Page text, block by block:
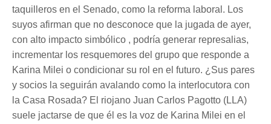
taquilleros en el Senado, como la reforma laboral. Los
suyos afirman que no desconoce que la jugada de ayer,
con alto impacto simbólico , podría generar represalias,
incrementar los resquemores del grupo que responde a
Karina Milei o condicionar su rol en el futuro. ¿Sus pares
y socios la seguirán avalando como la interlocutora con
la Casa Rosada? El riojano Juan Carlos Pagotto (LLA)
suele jactarse de que él es la voz de Karina Milei en el